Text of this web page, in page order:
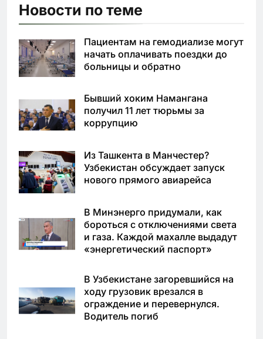
Новости по теме
Пациентам на гемодиализе могут
начать оплачивать поездки до
больницы и обратно
Бывший хоким Намангана
получил 11 лет тюрьмы за
коррупцию
Из Ташкента в Манчестер?
Узбекистан обсуждает запуск
нового прямого авиарейса
В Минэнерго придумали, как
бороться с отключениями света
и газа. Каждой махалле выдадут
«энергетический паспорт»
В Узбекистане загоревшийся на
ходу грузовик врезался в
ограждение и перевернулся.
Водитель погиб